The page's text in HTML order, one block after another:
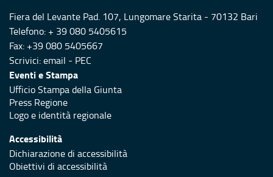
Fiera del Levante Pad. 107, Lungomare Starita - 70132 Bari
Telefono: + 39 080 5405615
Fax: +39 080 5405667
Scrivici:email - PEC
Eventi e Stampa
Ufficio Stampa della Giunta
Press Regione
Logo e identità regionale
Accessibilità
Dichiarazione di accessibilità
Obiettivi di accessibilità